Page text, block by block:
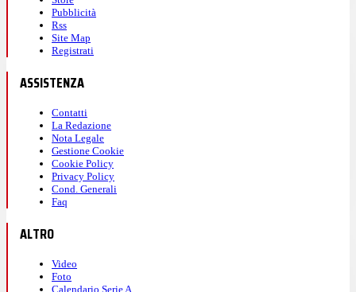
Pubblicità
Rss
Site Map
Registrati
ASSISTENZA
Contatti
La Redazione
Nota Legale
Gestione Cookie
Cookie Policy
Privacy Policy
Cond. Generali
Faq
ALTRO
Video
Foto
Calendario Serie A